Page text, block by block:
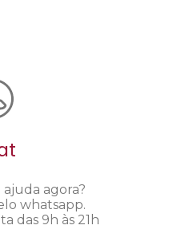
agora?
whatsapp.
das 9h às 21h